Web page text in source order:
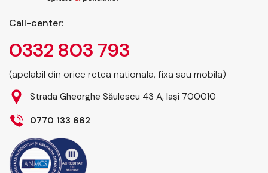
Call-center:
0332 803 793
(apelabil din orice retea nationala, fixa sau mobila)
Strada Gheorghe Săulescu 43 A, Iași 700010
0770 133 662